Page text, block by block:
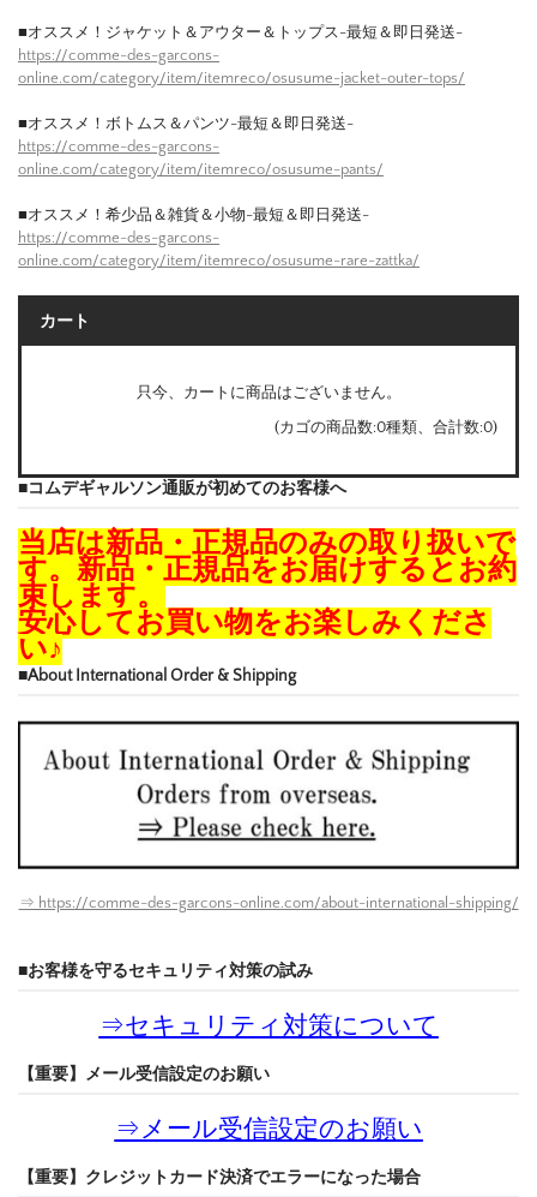
■オススメ！ジャケット＆アウター＆トップス-最短＆即日発送-
https://comme-des-garcons-
online.com/category/item/itemreco/osusume-jacket-outer-tops/
■オススメ！ボトムス＆パンツ-最短＆即日発送-
https://comme-des-garcons-
online.com/category/item/itemreco/osusume-pants/
■オススメ！希少品＆雑貨＆小物-最短＆即日発送-
https://comme-des-garcons-
online.com/category/item/itemreco/osusume-rare-zattka/
カート
只今、カートに商品はございません。
(カゴの商品数:0種類、合計数:0)
■コムデギャルソン通販が初めてのお客様へ
当店は新品・正規品のみの取り扱いで
す。新品・正規品をお届けするとお約
束します。
安心してお買い物をお楽しみくださ
い♪
■About International Order & Shipping
⇒ https://comme-des-garcons-online.com/about-international-shipping/
■お客様を守るセキュリティ対策の試み
⇒セキュリティ対策について
【重要】メール受信設定のお願い
⇒メール受信設定のお願い
【重要】クレジットカード決済でエラーになった場合